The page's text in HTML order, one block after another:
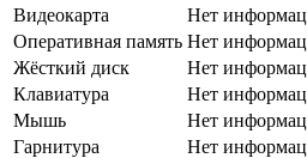
Видеокарта
Нет
Оперативная память Нет
Жёсткий диск
Нет
Клавиатура
Нет
Мышь
Нет
Гарнитура
Нет